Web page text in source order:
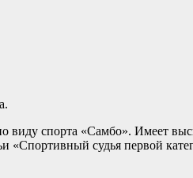
спорта «Самбо». Имеет
судья первой